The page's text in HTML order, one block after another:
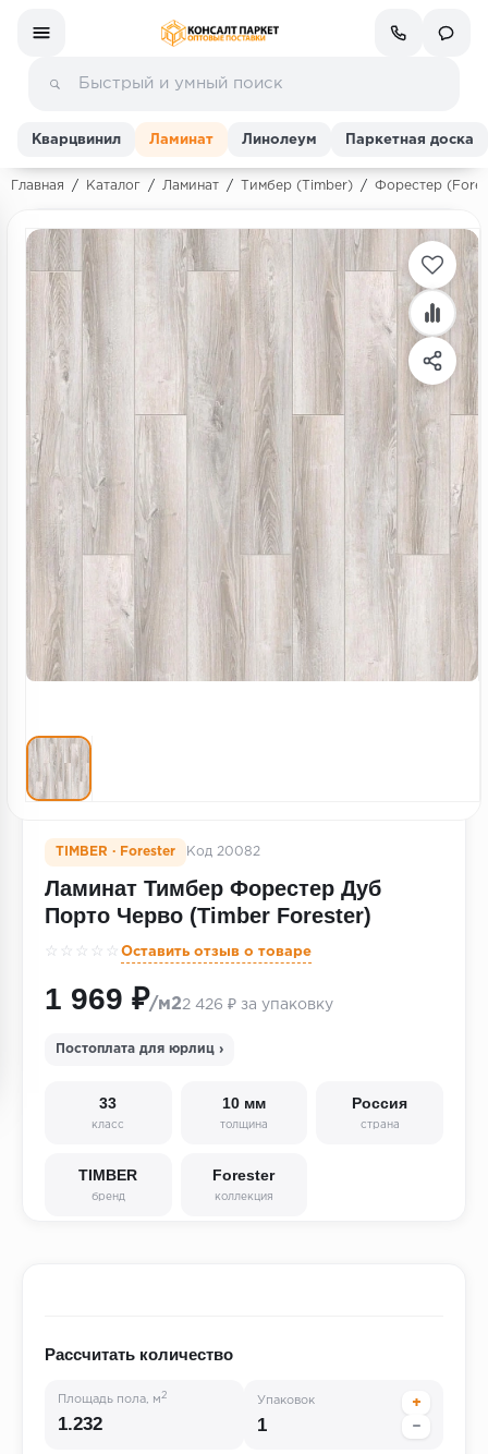
Ламинат
Линолеум
Кварц-винил (ПВХ плитка)
Инженерная доска
Паркетная доска
Террасная доска
Пробковое покрытие
Ковровая плитка
Плинтус
Строительные материалы
Кварцвинил Ламинат Линолеум Паркетная доска
Главная / Каталог / Ламинат / Тимбер (Timber) / Форестер
TIMBER · Forester Код 20082
Ламинат Тимбер Форестер Дуб
Порто Черво (Timber Forester)
☆☆☆☆☆ Оставить отзыв о товаре
1 969 ₽/м22 426 ₽ за упаковку
Постоплата для юрлиц ›
33
класс
10 мм
толщина
Россия
страна
TIMBER
бренд
Forester
коллекция
Рассчитать количество
Площадь пола, м 2
Упаковок
+
−